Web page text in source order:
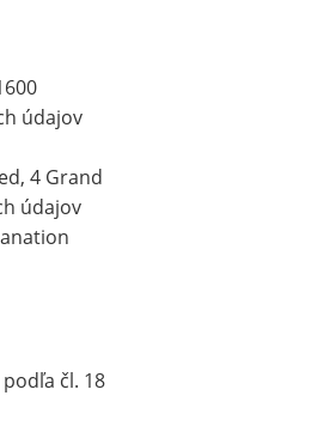
údajov
4 Grand
údajov
čl. 18